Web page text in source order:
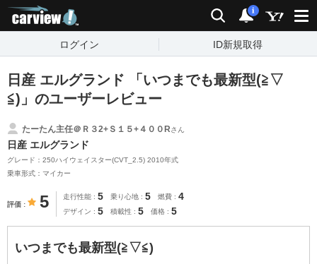
検索 通知
i
ログイン ID新規取得
日産 エルグランド 「いつまでも最新型(≧▽
≦)」のユーザーレビュー
たーたん主任＠Ｒ３2+Ｓ１５+４００Rさん
日産 エルグランド
グレード：250ハイウェイスター(CVT_2.5) 2010年式
乗車形式：マイカー
評価 5 走行性能 5 乗り心地 5 燃費 4
デザイン 5 積載性 5 価格 5
いつまでも最新型(≧▽≦)